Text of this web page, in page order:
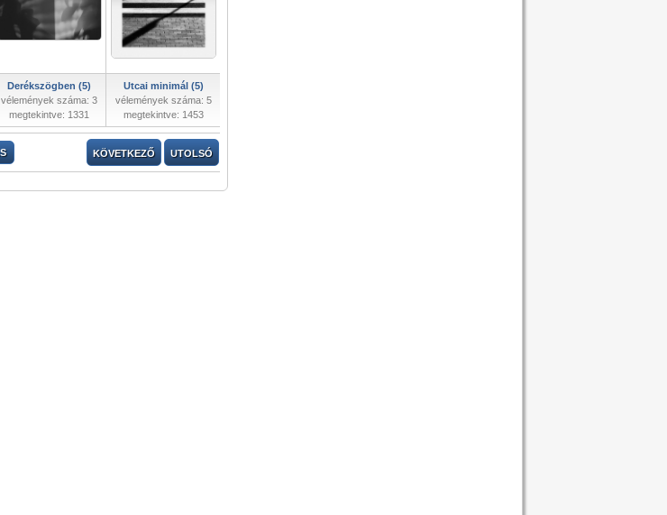
Derékszögben (5)
vélemények száma: 3
megtekintve: 1331
Utcai minimál (5)
vélemények száma: 5
megtekintve: 1453
KÖVETKEZŐ UTOLSÓ